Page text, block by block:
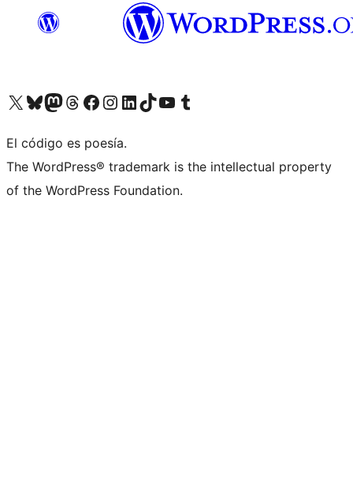
Visit our X (formerly Twitter) account
Visit our Bluesky account
Visita nuestra cuenta de Twitter
Visit our Threads account
Visita nuestra página de Facebook
Visite nuestra cuenta de Instagram
Visit our LinkedIn account
Visit our TikTok account
Visit our YouTube channel
Visit our Tumblr account
El código es poesía.
The WordPress® trademark is the intellectual property
of the WordPress Foundation.